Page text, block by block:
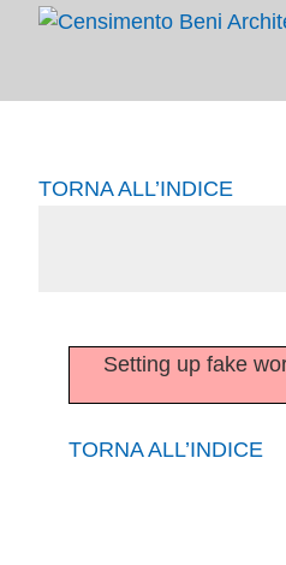
Salta
TORNA ALL’INDICE
Setting up fake
TORNA ALL’INDICE